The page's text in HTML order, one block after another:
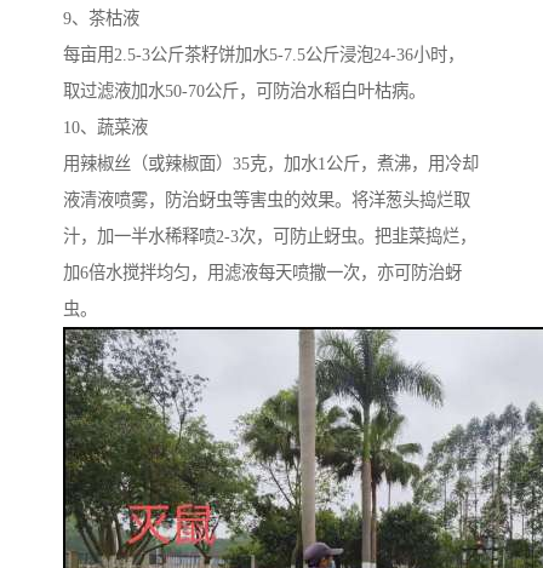
9、茶枯液
每亩用2.5-3公斤茶籽饼加水5-7.5公斤浸泡24-36小时，
取过滤液加水50-70公斤，可防治水稻白叶枯病。
10、蔬菜液
用辣椒丝（或辣椒面）35克，加水1公斤，煮沸，用冷却
液清液喷雾，防治蚜虫等害虫的效果。将洋葱头捣烂取
汁，加一半水稀释喷2-3次，可防止蚜虫。把韭菜捣烂，
加6倍水搅拌均匀，用滤液每天喷撒一次，亦可防治蚜
虫。